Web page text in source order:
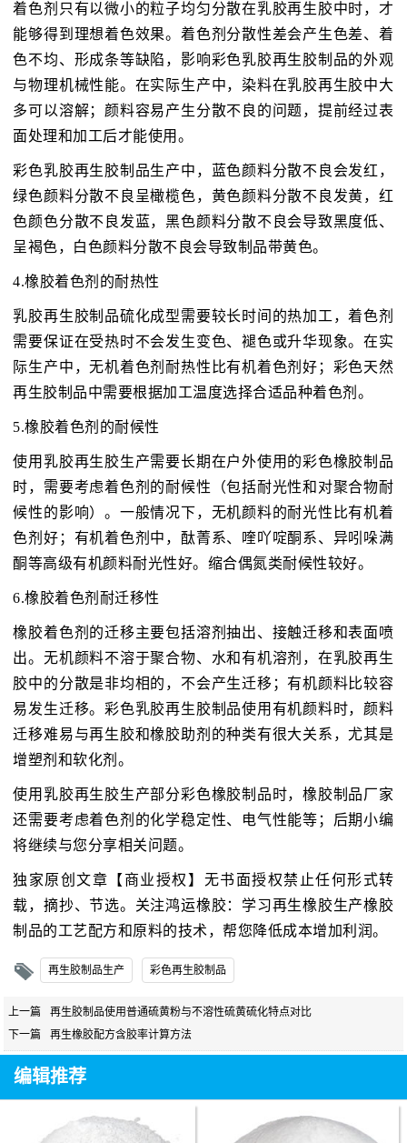
着色剂只有以微小的粒子均匀分散在乳胶再生胶中时，才
能够得到理想着色效果。着色剂分散性差会产生色差、着
色不均、形成条等缺陷，影响彩色乳胶再生胶制品的外观
与物理机械性能。在实际生产中，染料在乳胶再生胶中大
多可以溶解；颜料容易产生分散不良的问题，提前经过表
面处理和加工后才能使用。
彩色乳胶再生胶制品生产中，蓝色颜料分散不良会发红，
绿色颜料分散不良呈橄榄色，黄色颜料分散不良发黄，红
色颜色分散不良发蓝，黑色颜料分散不良会导致黑度低、
呈褐色，白色颜料分散不良会导致制品带黄色。
4.橡胶着色剂的耐热性
乳胶再生胶制品硫化成型需要较长时间的热加工，着色剂
需要保证在受热时不会发生变色、褪色或升华现象。在实
际生产中，无机着色剂耐热性比有机着色剂好；彩色天然
再生胶制品中需要根据加工温度选择合适品种着色剂。
5.橡胶着色剂的耐候性
使用乳胶再生胶生产需要长期在户外使用的彩色橡胶制品
时，需要考虑着色剂的耐候性（包括耐光性和对聚合物耐
候性的影响）。一般情况下，无机颜料的耐光性比有机着
色剂好；有机着色剂中，酞菁系、喹吖啶酮系、异吲哚满
酮等高级有机颜料耐光性好。缩合偶氮类耐候性较好。
6.橡胶着色剂耐迁移性
橡胶着色剂的迁移主要包括溶剂抽出、接触迁移和表面喷
出。无机颜料不溶于聚合物、水和有机溶剂，在乳胶再生
胶中的分散是非均相的，不会产生迁移；有机颜料比较容
易发生迁移。彩色乳胶再生胶制品使用有机颜料时，颜料
迁移难易与再生胶和橡胶助剂的种类有很大关系，尤其是
增塑剂和软化剂。
使用乳胶再生胶生产部分彩色橡胶制品时，橡胶制品厂家
还需要考虑着色剂的化学稳定性、电气性能等；后期小编
将继续与您分享相关问题。
独家原创文章【商业授权】无书面授权禁止任何形式转
载，摘抄、节选。关注鸿运橡胶：学习再生橡胶生产橡胶
制品的工艺配方和原料的技术，帮您降低成本增加利润。
再生胶制品生产 彩色再生胶制品
上一篇
再生胶制品使用普通硫黄粉与不溶性硫黄硫化特点对比
下一篇
再生橡胶配方含胶率计算方法
编辑推荐